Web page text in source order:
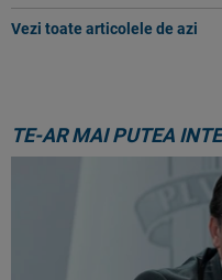
Vezi toate articolele de azi
TE-AR MAI PUTEA